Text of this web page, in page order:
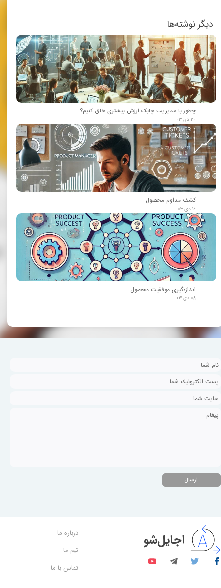
دیگر نوشته‌ها
چطور با مدیریت چابک ارزش بیشتری خلق کنیم؟
۲۰ دی ۰۳
کشف مداوم محصول
۱۶ دی ۰۳
اندازه‌گیری موفقیت محصول
۰۸ دی ۰۳
ارسال
اجایل‌شو
درباره ما
تیم ما
تماس با ما